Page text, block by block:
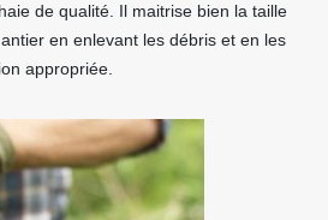
de qualité. Il maitrise bien la taille
en enlevant les débris et en les
appropriée.